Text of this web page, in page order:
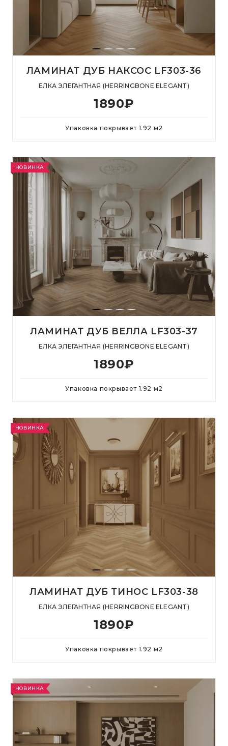
ЛАМИНАТ ДУБ НАКСОС LF303-36
ЕЛКА ЭЛЕГАНТНАЯ (HERRINGBONE ELEGANT)
1890₽
Упаковка покрывает 1.92 м2
НОВИНКА
ЛАМИНАТ ДУБ ВЕЛЛА LF303-37
ЕЛКА ЭЛЕГАНТНАЯ (HERRINGBONE ELEGANT)
1890₽
Упаковка покрывает 1.92 м2
НОВИНКА
ЛАМИНАТ ДУБ ТИНОС LF303-38
ЕЛКА ЭЛЕГАНТНАЯ (HERRINGBONE ELEGANT)
1890₽
Упаковка покрывает 1.92 м2
НОВИНКА